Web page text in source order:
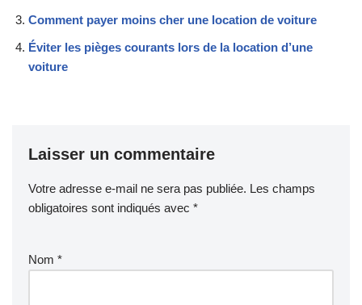
Comment payer moins cher une location de voiture
Éviter les pièges courants lors de la location d’une
voiture
Laisser un commentaire
Votre adresse e-mail ne sera pas publiée. Les champs
obligatoires sont indiqués avec *
Nom *